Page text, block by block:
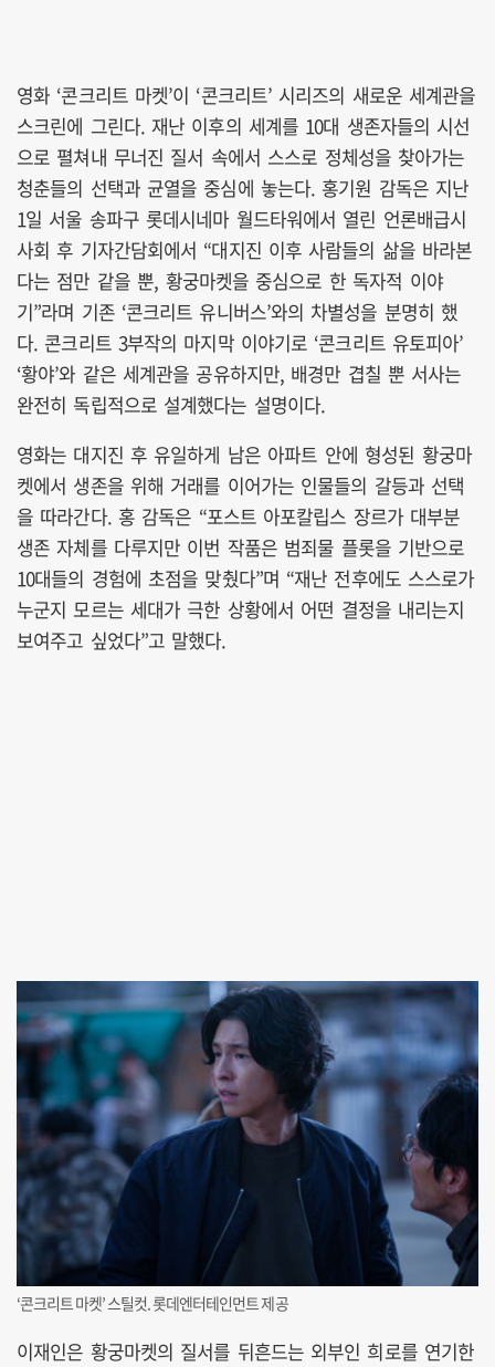
영화 ‘콘크리트 마켓’이 ‘콘크리트’ 시리즈의 새로운 세계관을
스크린에 그린다. 재난 이후의 세계를 10대 생존자들의 시선
으로 펼쳐내 무너진 질서 속에서 스스로 정체성을 찾아가는
청춘들의 선택과 균열을 중심에 놓는다. 홍기원 감독은 지난
1일 서울 송파구 롯데시네마 월드타워에서 열린 언론배급시
사회 후 기자간담회에서 “대지진 이후 사람들의 삶을 바라본
다는 점만 같을 뿐, 황궁마켓을 중심으로 한 독자적 이야
기”라며 기존 ‘콘크리트 유니버스’와의 차별성을 분명히 했
다. 콘크리트 3부작의 마지막 이야기로 ‘콘크리트 유토피아’
‘황야’와 같은 세계관을 공유하지만, 배경만 겹칠 뿐 서사는
완전히 독립적으로 설계했다는 설명이다.
영화는 대지진 후 유일하게 남은 아파트 안에 형성된 황궁마
켓에서 생존을 위해 거래를 이어가는 인물들의 갈등과 선택
을 따라간다. 홍 감독은 “포스트 아포칼립스 장르가 대부분
생존 자체를 다루지만 이번 작품은 범죄물 플롯을 기반으로
10대들의 경험에 초점을 맞췄다”며 “재난 전후에도 스스로가
누군지 모르는 세대가 극한 상황에서 어떤 결정을 내리는지
보여주고 싶었다”고 말했다.
‘콘크리트 마켓’ 스틸컷. 롯데엔터테인먼트 제공
이재인은 황궁마켓의 질서를 뒤흔드는 외부인 희로를 연기한